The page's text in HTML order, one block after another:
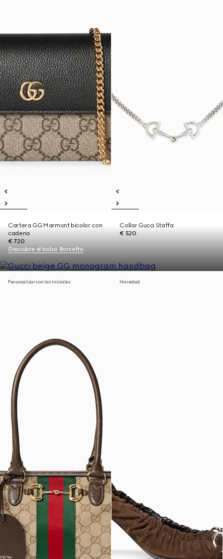
Cartera GG Marmont bicolor con
cadena
€ 720
Collar Gucci Staffa
€ 520
Descubre el bolso Borsetto
Personalizar con las iniciales Novedad